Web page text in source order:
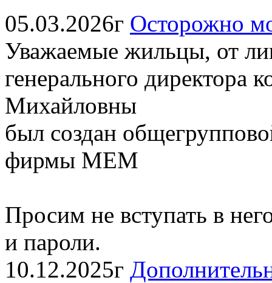
05.03.2026г Осторожно
Уважаемые жильцы, от
генерального директора
Михайловны
был создан
фирмы МЕМ
Просим не вступать в
и пароли.
10.12.2025г